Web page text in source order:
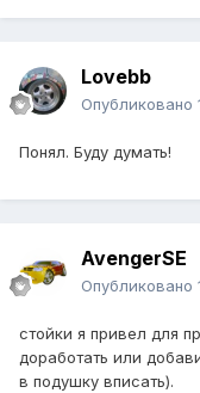
Lovebb
Опубликовано
Понял. Буду думать!
AvengerSE
Опубликовано
стойки я привел для
доработать или
в подушку вписать).